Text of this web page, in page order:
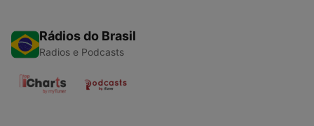
Rádios do Brasil
Radios e Podcasts